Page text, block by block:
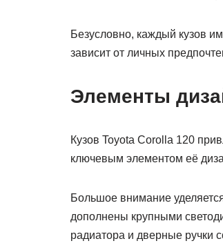
Безусловно, каждый кузов
зависит от личных
Элементы
Кузов Toyota Corolla 120
ключевым элементом её
Большое внимание
дополнены крупными
радиатора и дверные ручки